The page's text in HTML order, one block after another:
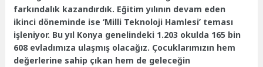
farkındalık kazandırdık. Eğitim yılının devam eden
ikinci döneminde ise ‘Milli Teknoloji Hamlesi’ teması
işleniyor. Bu yıl Konya genelindeki 1.203 okulda 165 bin
608 evladımıza ulaşmış olacağız. Çocuklarımızın hem
değerlerine sahip çıkan hem de geleceğin